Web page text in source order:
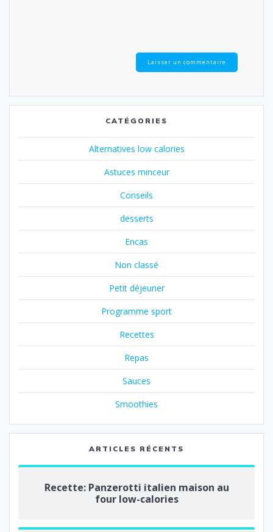
CATÉGORIES
Alternatives low calories
Astuces minceur
Conseils
desserts
Encas
Non classé
Petit déjeuner
Programme sport
Recettes
Repas
Sauces
Smoothies
ARTICLES RÉCENTS
Recette: Panzerotti italien maison au
four low-calories